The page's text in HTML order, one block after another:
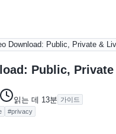
Download: Public, Private &
Public,
읽는 데 13분 가이드
#privacy